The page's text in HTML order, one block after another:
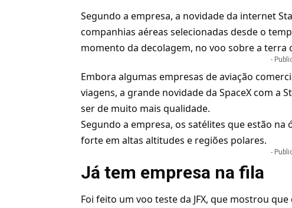
Segundo a empresa, a novidade da internet
companhias aéreas selecionadas desde o
momento da decolagem, no voo sobre a
-
Embora algumas empresas de aviação
viagens, a grande novidade da SpaceX com a
ser de muito mais qualidade.
Segundo a empresa, os satélites que estão
forte em altas altitudes e regiões polares.
-
Já tem empresa na fila
Foi feito um voo teste da JFX, que mostrou